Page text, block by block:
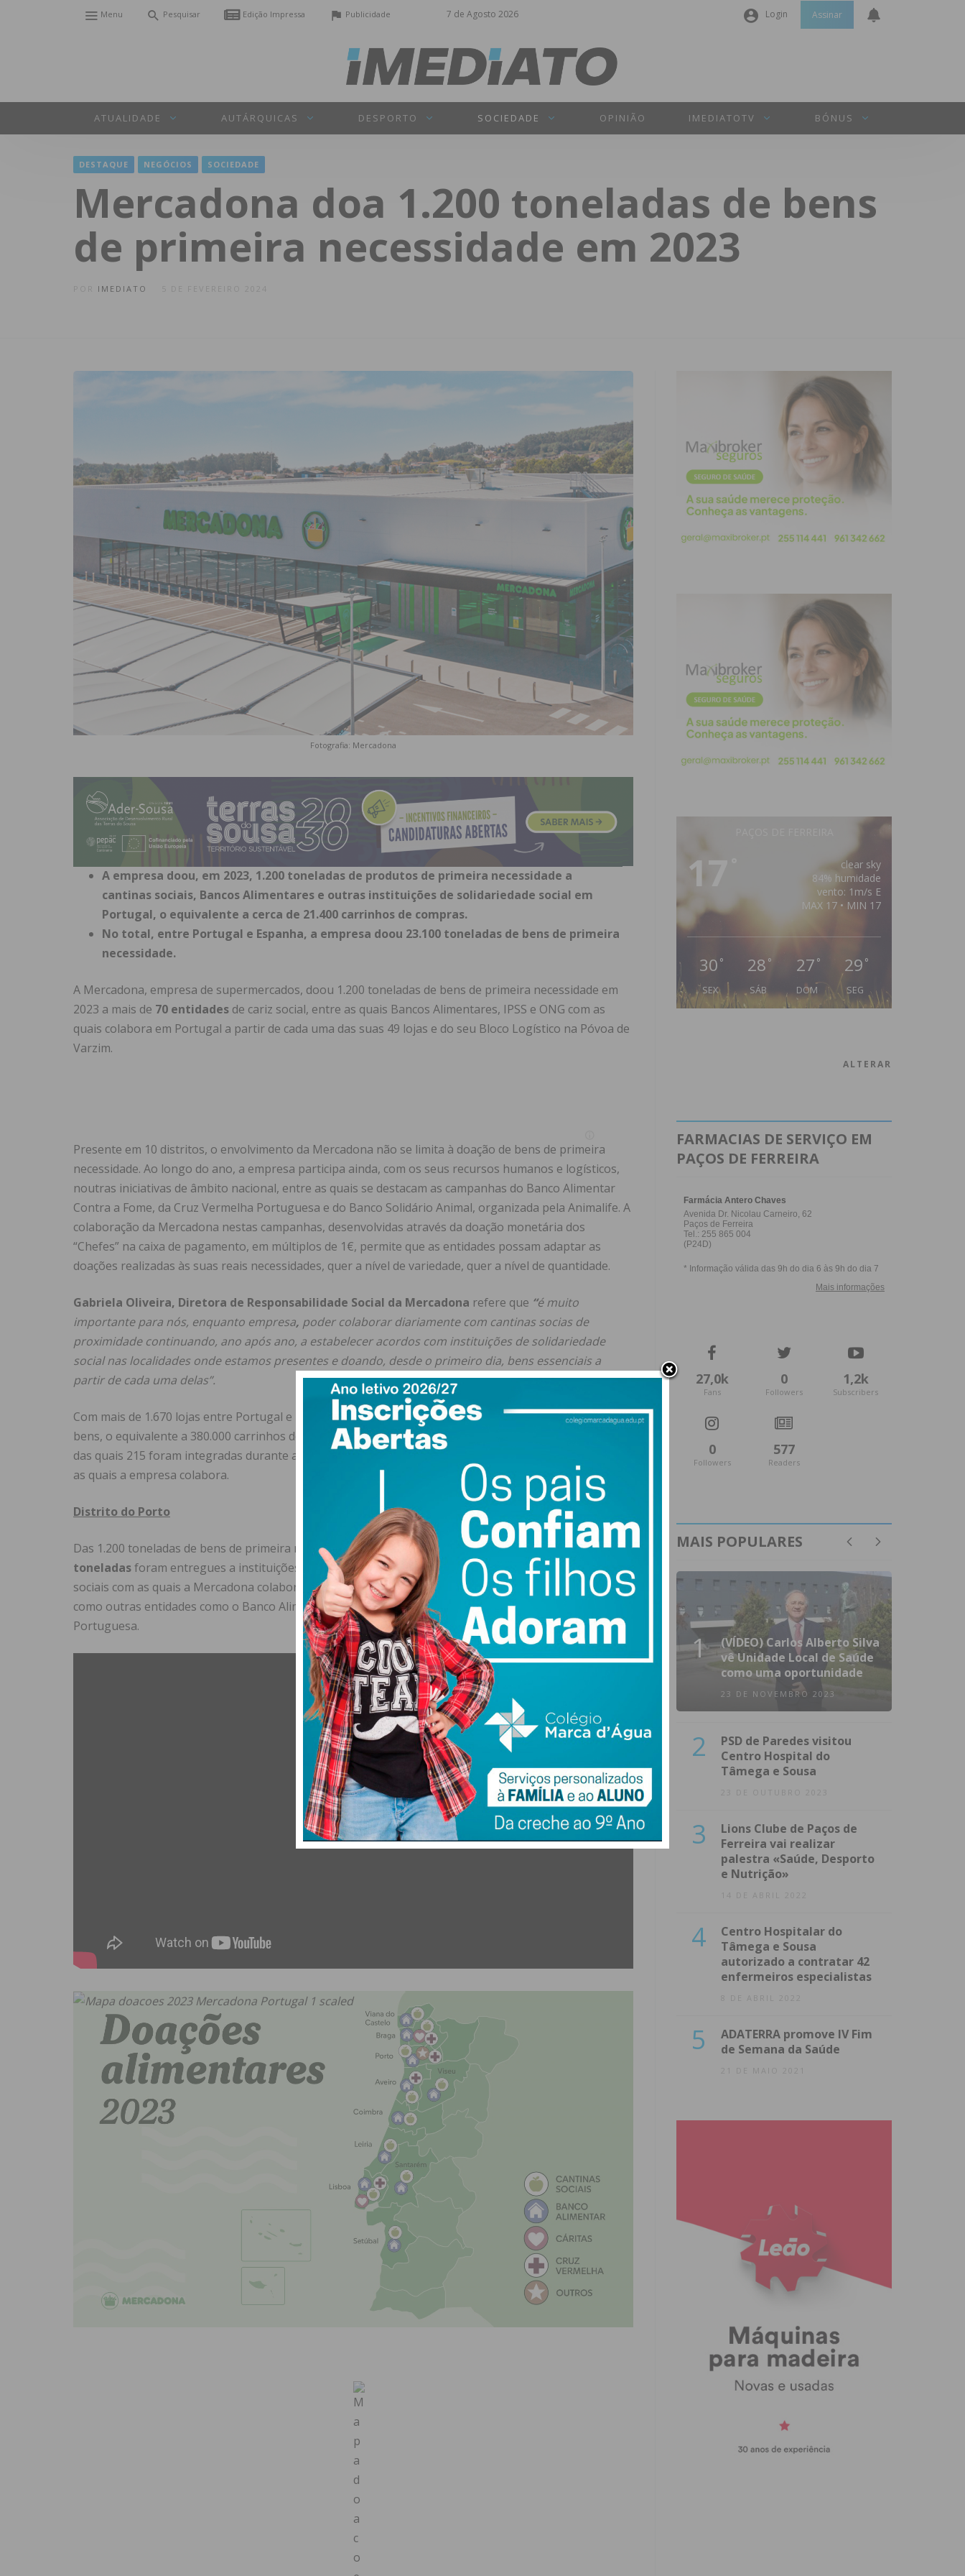
7 de Agosto 2026
Menu Pesquisar Edição Impressa Publicidade Login
Senha
INICIAR SESSÃO
Assinar
ATUALIDADE AUTÁRQUICAS DESPORTO SOCIEDADE OPINIÃO IMEDIATOTV BÓNUS
DESTAQUE NEGÓCIOS SOCIEDADE
Mercadona doa 1.200 toneladas de bens
de primeira necessidade em 2023
IMEDIATO 5 DE FEVEREIRO 2024
Fotografia: Mercadona
A empresa doou, em 2023, 1.200 toneladas de produtos de primeira necessidade a
cantinas sociais, Bancos Alimentares e outras instituições de solidariedade social em
Portugal, o equivalente a cerca de 21.400 carrinhos de compras.
No total, entre Portugal e Espanha, a empresa doou 23.100 toneladas de bens de primeira
necessidade.
A Mercadona, empresa de supermercados, doou 1.200 toneladas de bens de primeira necessidade em
2023 a mais de 70 entidades de cariz social, entre as quais Bancos Alimentares, IPSS e ONG com as
quais colabora em Portugal a partir de cada uma das suas 49 lojas e do seu Bloco Logístico na Póvoa de
Varzim.
Presente em 10 distritos, o envolvimento da Mercadona não se limita à doação de bens de primeira
necessidade. Ao longo do ano, a empresa participa ainda, com os seus recursos humanos e logísticos,
noutras iniciativas de âmbito nacional, entre as quais se destacam as campanhas do Banco Alimentar
Contra a Fome, da Cruz Vermelha Portuguesa e do Banco Solidário Animal, organizada pela Animalife. A
colaboração da Mercadona nestas campanhas, desenvolvidas através da doação monetária dos
“Chefes” na caixa de pagamento, em múltiplos de 1€, permite que as entidades possam adaptar as
doações realizadas às suas reais necessidades, quer a nível de variedade, quer a nível de quantidade.
Gabriela Oliveira, Diretora de Responsabilidade Social da Mercadona refere que “é muito
importante para nós, enquanto empresa, poder colaborar diariamente com cantinas socias de
proximidade continuando, ano após ano, a estabelecer acordos com instituições de solidariedade
social nas localidades onde estamos presentes e doando, desde o primeiro dia, bens essenciais a
partir de cada uma delas”.
Com mais de 1.670 lojas entre Portugal e Espanha, a Mercadona doou um total de23.100 toneladasde
bens, o equivalente a 380.000 carrinhos de compras, que se destinaram a mais de 762 entidades sociais,
das quais 215 foram integradas durante a primeira metade deste ano na rede global de instituições com
as quais a empresa colabora.
Distrito do Porto
Das 1.200 toneladas de bens de primeira necessidade doadas ao longo de todo ano em Portugal,505
toneladasforam entregues a instituições locais no distrito do Porto. Entre elas estão as cantinas
sociais com as quais a Mercadona colabora diariamente a partir de cada uma das suas
21 lojas
, bem
como outras entidades como o Banco Alimentar e a Cruz Vermelha
Portuguesa.
17
clear sky
84% humidade
vento: 1m/s E
MAX 17 • MIN 17
30 °
SEX
28 °
SÁB
27 °
DOM
29 °
SEG
ALTERAR
FARMACIAS DE SERVIÇO EM
PAÇOS DE FERREIRA
27,0k
Fans
0
Followers
1,2k
Subscribers
0
Followers
577
Readers
MAIS POPULARES
1
(VÍDEO) Carlos Alberto Silva
vê Unidade Local de Saúde
como uma oportunidade
23 DE NOVEMBRO 2023
2
PSD de Paredes visitou
Centro Hospital do
Tâmega e Sousa
23 DE OUTUBRO 2023
3
Lions Clube de Paços de
Ferreira vai realizar
palestra «Saúde, Desporto
e Nutrição»
14 DE ABRIL 2022
4
Centro Hospitalar do
Tâmega e Sousa
autorizado a contratar 42
enfermeiros especialistas
8 DE ABRIL 2022
5
ADATERRA promove IV Fim
de Semana da Saúde
21 DE MAIO 2021